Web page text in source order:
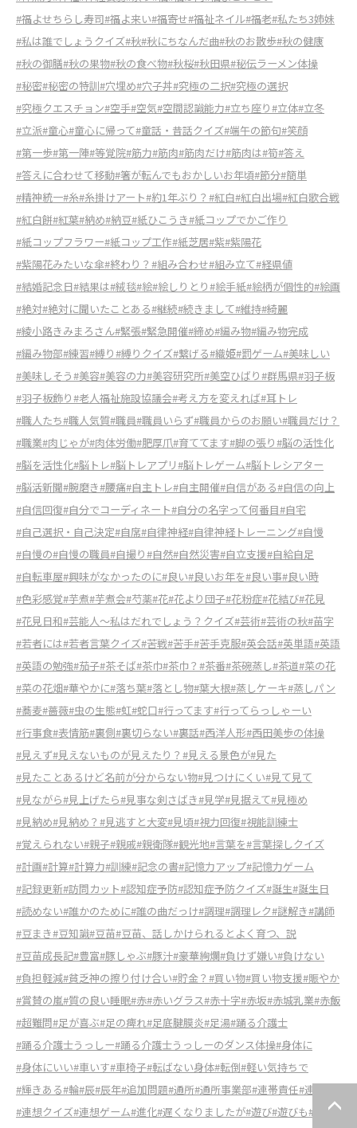
#福よせちらし寿司#福よ来い#福寄せ#福祉ネイル#福老#私たち3姉妹
#私は誰でしょうクイズ#秋#秋にちなんだ曲#秋のお散歩#秋の健康
#秋の御膳#秋の果物#秋の食べ物#秋桜#秋田県#秘伝ラーメン体操
#秘密#秘密の特訓#穴埋め#穴子丼#究極の二択#究極の選択
#究極クエスチョン#空手#空気#空間認識能力#立ち座り#立体#立冬
#立派#童心#童心に帰って#童話・昔話クイズ#端午の節句#笑顔
#第一歩#第一陣#等覚院#筋力#筋肉#筋肉だけ#筋肉は#筍#答え
#答えに合わせて移動#箸が転んでもおかしいお年頃#節分#簡単
#精神統一#糸#糸掛けアート#約1年ぶり？ #紅白#紅白出場#紅白歌合戦
#紅白餅#紅葉#納め#納豆#紙ひこうき#紙コップでかご作り
#紙コップフラワー#紙コップ工作#紙芝居#紫#紫陽花
#紫陽花みたいな傘#終わり？ #組み合わせ#組み立て#経県値
#結婚記念日#結果は#絨毯#絵#絵しりとり#絵手紙#絵柄が個性的#絵画
#絶対#絶対に聞いたことある#継続#続きまして#維持#綺麗
#綾小路きみまろさん#緊張#緊急開催#締め#編み物#編み物完成
#編み物部#練習#縛り#縛りクイズ#繋げる#織姫#罰ゲーム#美味しい
#美味しそう#美容#美容の力#美容研究所#美空ひばり#群馬県#羽子板
#羽子板飾り#老人福祉施設協議会#考え方を変えれば#耳トレ
#職人たち#職人気質#職員#職員いらず#職員からのお願い#職員だけ？
#職業#肉じゃが#肉体労働#肥厚爪#育ててます#脚の張り#脳の活性化
#脳を活性化#脳トレ#脳トレアプリ#脳トレゲーム#脳トレシアター
#脳活新聞#腕磨き#腰痛#自主トレ#自主開催#自信がある#自信の向上
#自信回復#自分でコーディネート#自分の名字って何番目#自宅
#自己選択・自己決定#自席#自律神経#自律神経トレーニング#自慢
#自慢の#自慢の職員#自撮り#自然#自然災害#自立支援#自給自足
#自転車屋#興味がなかったのに#良い#良いお年を#良い事#良い時
#色彩感覚#芋煮#芋煮会#芍薬#花#花より団子#花粉症#花結び#花見
#花見日和#芸能人～私はだれでしょう？クイズ#芸術#芸術の秋#苗字
#若者には#若者言葉クイズ#苦戦#苦手#苦手克服#英会話#英単語#英語
#英語の勉強#茄子#茶そば#茶巾#茶巾？ #茶番#茶碗蒸し#茶道#菜の花
#菜の花畑#華やかに#落ち葉#落とし物#葉大根#蒸しケーキ#蒸しパン
#蕎麦#薔薇#虫の生態#虹#蛇口#行ってます#行ってらっしゃーい
#行事食#表情筋#裏側#裏切らない#裏話#西洋人形#西田美歩の体操
#見えず#見えないものが見えたり？ #見える景色が#見た
#見たことあるけど名前が分からない物#見つけにくい#見て見て
#見ながら#見上げたら#見事な剣さばき#見学#見据えて#見極め
#見納め#見納め？ #見逃すと大変#見頃#視力回復#視能訓練士
#覚えられない#親子#親戚#親衛隊#観光地#言葉を#言葉探しクイズ
#計画#計算#計算力#訓練#記念の書#記憶力アップ#記憶力ゲーム
#記録更新#訪問カット#認知症予防#認知症予防クイズ#誕生#誕生日
#読めない#誰かのために#誰の曲だっけ#調理#調理レク#謎解き#講師
#豆まき#豆知識#豆苗#豆苗、話しかけられるとよく育つ、説
#豆苗成長記#豊富#豚しゃぶ#豚汁#豪華絢爛#負けず嫌い#負けない
#負担軽減#貧乏神の擦り付け合い#貯金？ #買い物#買い物支援#賑やか
#賞賛の嵐#質の良い睡眠#赤#赤いグラス#赤十字#赤坂#赤城乳業#赤飯
#超難問#足が喜ぶ#足の痺れ#足底腱膜炎#足湯#踊る介護士
#踊る介護士うっしー#踊る介護士うっしーのダンス体操#身体に
#身体にいい#車いす#車椅子#転ばない身体#転倒#軽い気持ちで
#輝きある#輪#辰#辰年#追加問題#通所#通所事業部#連帯責任#連想
#連想クイズ#連想ゲーム#進化#遅くなりましたが#遊び#遊びも#運動